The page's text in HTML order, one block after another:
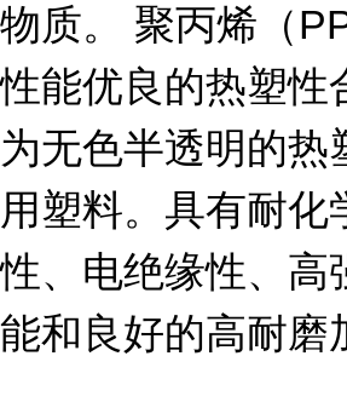
物质。 聚丙烯（
性能优良的热塑性
为无色半透明的热
用塑料。具有耐化
性、电绝缘性、高
能和良好的高耐磨